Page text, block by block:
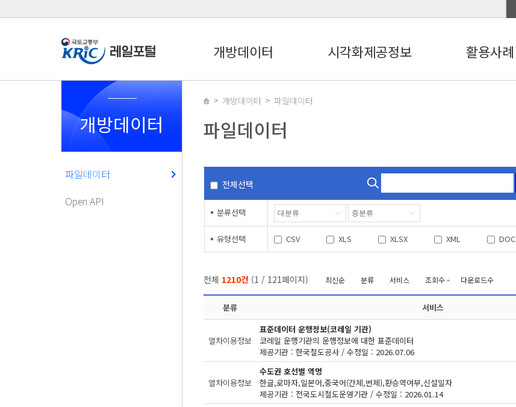
개방데이터 시각화제공정보 활용사례
개방데이터
파일데이터
Open API
개방데이터 파일데이터
파일데이터
전체선택
분류선택
유형선택 CSV XLS XLSX XML DOC
전체 1210건 (1 / 121페이지) 최신순 분류 서비스 조회수 다운로드수
분류 서비스
열차이용정보
표준데이터 운행정보(코레일 기관)
코레일 운행기관의 운행정보에 대한 표준데이터
제공기관 : 한국철도공사 / 수정일 : 2026.07.06
열차이용정보
수도권 호선별 역명
한글,로마자,일본어,중국어(간체,번체),환승역여부,신설일자
제공기관 : 전국도시철도운영기관 / 수정일 : 2026.01.14